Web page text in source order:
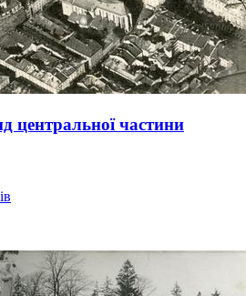
центральної частини